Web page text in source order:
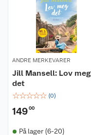
ANDRE MERKEVARER
Jill Mansell: Lov meg
det
☆☆☆☆☆ (0)
14900
På lager (6-20)
Nyheter
Våre butikker
Våre merkevarer
Coop kjeder
Ledige stillinger
Angre- og returrett
Reklamasjon og garanti
Ofte stilte spørsmål
Betalingsalternativer
Leveringsalternativer
Åpent kjøp